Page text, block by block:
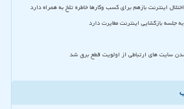
اینترنت بازهم برای کسب وکارها خاطره تلخ به همراه دارد
بازگشایی اینترنت مغایرت دارد
سایت های ارتباطی از اولویت قطع برق شد